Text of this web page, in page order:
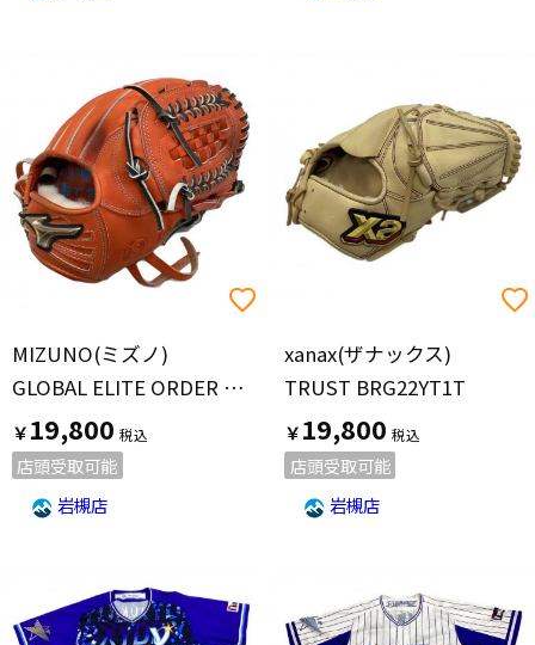
MIZUNO(ミズノ)
GLOBAL ELITE ORDER ソフトボール用グローブ 耕作印
￥19,800
店頭受取可能
岩槻店
xanax(ザナックス)
TRUST BRG22YT1T
￥19,800
店頭受取可能
岩槻店